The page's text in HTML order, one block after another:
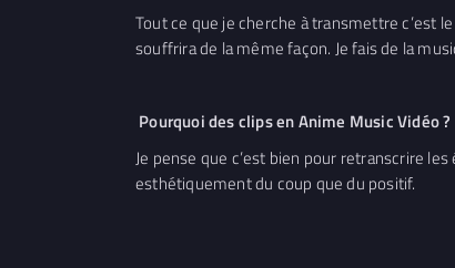
Tout ce que je cherche à transmettre c’est
souffrira de la même façon. Je fais de la
Pourquoi des clips en Anime Music Vidéo ?
Je pense que c’est bien pour retranscrire
esthétiquement du coup que du positif.